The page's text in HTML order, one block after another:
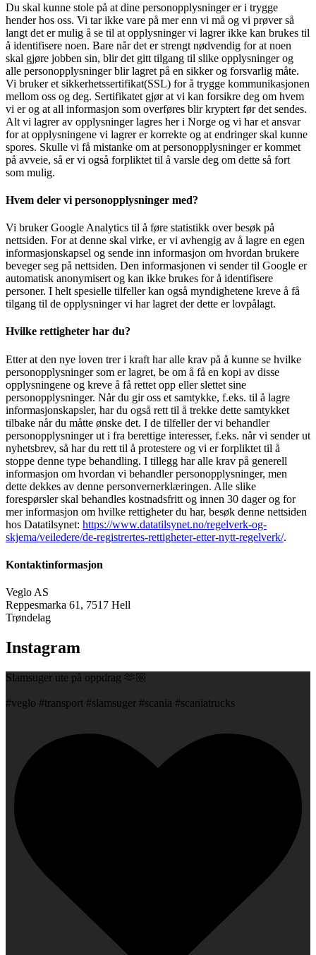
Du skal kunne stole på at dine personopplysninger er i trygge
hender hos oss. Vi tar ikke vare på mer enn vi må og vi prøver så
langt det er mulig å se til at opplysninger vi lagrer ikke kan brukes til
å identifisere noen. Bare når det er strengt nødvendig for at noen
skal gjøre jobben sin, blir det gitt tilgang til slike opplysninger og
alle personopplysninger blir lagret på en sikker og forsvarlig måte.
Vi bruker et sikkerhetssertifikat(SSL) for å trygge kommunikasjonen
mellom oss og deg. Sertifikatet gjør at vi kan forsikre deg om hvem
vi er og at all informasjon som overføres blir kryptert før det sendes.
Alt vi lagrer av opplysninger lagres her i Norge og vi har et ansvar
for at opplysningene vi lagrer er korrekte og at endringer skal kunne
spores. Skulle vi få mistanke om at personopplysninger er kommet
på avveie, så er vi også forpliktet til å varsle deg om dette så fort
som mulig.
Hvem deler vi personopplysninger med?
Vi bruker Google Analytics til å føre statistikk over besøk på
nettsiden. For at denne skal virke, er vi avhengig av å lagre en egen
informasjonskapsel og sende inn informasjon om hvordan brukere
beveger seg på nettsiden. Den informasjonen vi sender til Google er
automatisk anonymisert og kan ikke brukes for å identifisere
personer. I helt spesielle tilfeller kan også myndighetene kreve å få
tilgang til de opplysninger vi har lagret der dette er lovpålagt.
Hvilke rettigheter har du?
Etter at den nye loven trer i kraft har alle krav på å kunne se hvilke
personopplysninger som er lagret, be om å få en kopi av disse
opplysningene og kreve å få rettet opp eller slettet sine
personopplysninger. Når du gir oss et samtykke, f.eks. til å lagre
informasjonskapsler, har du også rett til å trekke dette samtykket
tilbake når du måtte ønske det. I de tilfeller der vi behandler
personopplysninger ut i fra berettige interesser, f.eks. når vi sender ut
nyhetsbrev, så har du rett til å protestere og vi er forpliktet til å
stoppe denne type behandling. I tillegg har alle krav på generell
informasjon om hvordan vi behandler personopplysninger, men
dette dekkes av denne personvernerklæringen. Alle slike
forespørsler skal behandles kostnadsfritt og innen 30 dager og for
mer informasjon om hvilke rettigheter du har, besøk denne nettsiden
hos Datatilsynet: https://www.datatilsynet.no/regelverk-og-
skjema/veiledere/de-registrertes-rettigheter-etter-nytt-regelverk/.
Kontaktinformasjon
Veglo AS
Reppesmarka 61, 7517 Hell
Trøndelag
Instagram
Slamsuger ute på oppdrag 🫶🏼
#veglo #transport #slamsuger #scania #scaniatrucks